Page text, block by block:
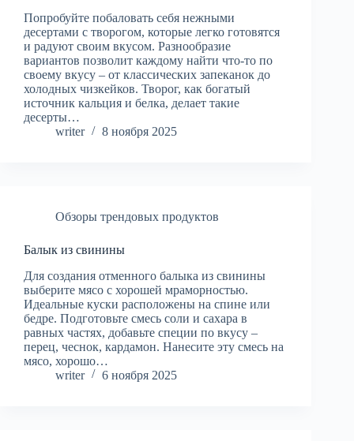
Попробуйте побаловать себя нежными
десертами с творогом, которые легко готовятся
и радуют своим вкусом. Разнообразие
вариантов позволит каждому найти что-то по
своему вкусу – от классических запеканок до
холодных чизкейков. Творог, как богатый
источник кальция и белка, делает такие
десерты…
writer
8 ноября 2025
Обзоры трендовых продуктов
Балык из свинины
Для создания отменного балыка из свинины
выберите мясо с хорошей мраморностью.
Идеальные куски расположены на спине или
бедре. Подготовьте смесь соли и сахара в
равных частях, добавьте специи по вкусу –
перец, чеснок, кардамон. Нанесите эту смесь на
мясо, хорошо…
writer
6 ноября 2025